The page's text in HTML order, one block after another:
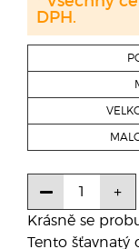
Krásně se
Tento šťavnatý
DPH.